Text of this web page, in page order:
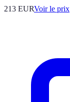
213 EURVoir le prix